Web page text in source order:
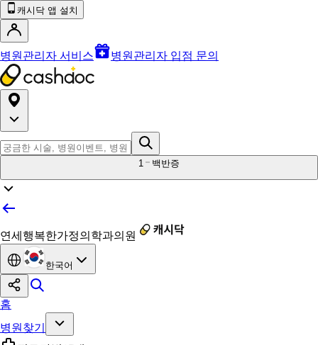
캐시닥 앱 설치
병원관리자 서비스 병원관리자 입점 문의
1 백반증
연세행복한가정의학과의원
한국어
홈
병원찾기